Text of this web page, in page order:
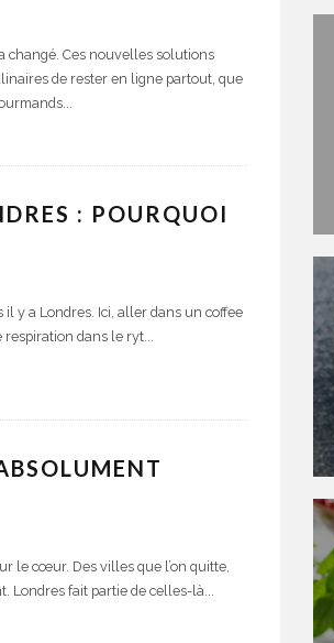
changé. Ces nouvelles solutions
de rester en ligne partout, que
...
: POURQUOI
il y a Londres. Ici, aller dans un coffee
respiration dans le ryt...
le cœur. Des villes que l’on quitte,
Londres fait partie de celles-là